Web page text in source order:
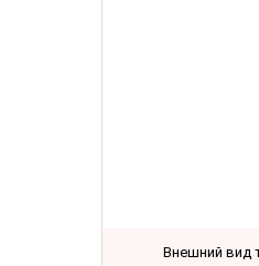
Внешний вид